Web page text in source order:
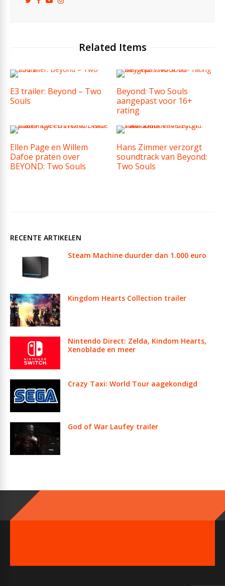
Related Items
E3 trailer: Beyond – Two
Souls
Beyond: Two Souls
aangepast voor 16+
rating
Ellen Page en Willem
Dafoe praten over
BEYOND: Two Souls
Hans Zimmer verzorgt
soundtrack van Beyond:
Two Souls
RECENTE ARTIKELEN
Steam Machine duurder dan 1.000 euro
Kingdom Hearts Collection trailer
Nintendo Direct: Zelda, Kindom Hearts,
Xenoblade en meer
Crazy Taxi: World Tour aagekondigd
God of War Laufey trailer